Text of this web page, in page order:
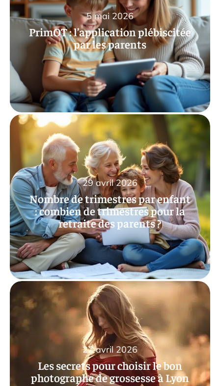
PrimOT : l’application plébiscitée
par les parents
5 mai 2026
Nombre de trimestres par enfant
: combien de trimestres pour la
retraite des parents ?
29 avril 2026
Les secrets pour choisir le bon
photographe de grossesse à Lyon
27 avril 2026